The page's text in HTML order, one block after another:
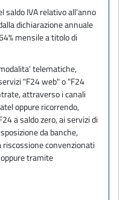
saldo IVA relativo all'anno
dichiarazione annuale
mensile a titolo di
telematiche,
"F24 web" o "F24
attraverso i canali
oppure ricorrendo,
a saldo zero, ai servizi di
da banche,
riscossione convenzionati
tramite